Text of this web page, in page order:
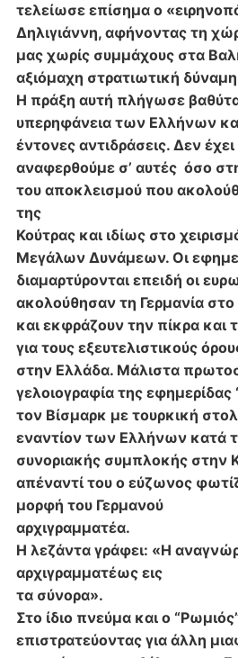
τελείωσε επίσημα ο
Δηλιγιάννη, αφήνοντας τη
μας χωρίς συμμάχους στα
αξιόμαχη στρατιωτική
Η πράξη αυτή πλήγωσε
υπερηφάνεια των Ελλήνων
έντονες αντιδράσεις. Δεν
αναφερθούμε σ’ αυτές όσο
του αποκλεισμού που
της
Κούτρας και ιδίως στο
Μεγάλων Δυνάμεων. Οι
διαμαρτύρονται επειδή οι
ακολούθησαν τη Γερμανία
και εκφράζουν την πίκρα και
για τους εξευτελιστικούς
στην Ελλάδα. Μάλιστα
γελοιογραφία της εφημερίδας
τον Βίσμαρκ με τουρκική
εναντίον των Ελλήνων κατά
συνοριακής συμπλοκής στην
απέναντί του ο εύζωνος
μορφή του Γερμανού
αρχιγραμματέα.
Η λεζάντα γράφει: «Η
αρχιγραμματέως εις
τα σύνορα».
Στο ίδιο πνεύμα και ο
επιστρατεύοντας για άλλη μια